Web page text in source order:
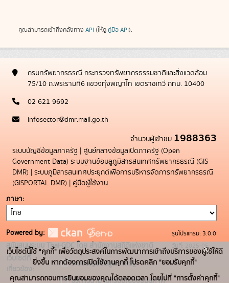
คุณสามารถเข้าถึงคลังทาง API (ให้ดู คู่มือ API).
กรมทรัพยากรธรณี กระทรวงทรัพยากรธรรมชาติและสิ่งแวดล้อม
75/10 ถ.พระรามที่6 แขวงทุ่งพญาไท เขตราชเทวี กทม. 10400
02 621 9692
infosector@dmr.mail.go.th
จำนวนผู้เข้าชม 1988363
ระบบบัญชีข้อมูลภาครัฐ | ศูนย์กลางข้อมูลเปิดภาครัฐ (Open
Government Data) ระบบฐานข้อมลูภูมิสารสนเทศทรัพยากรธรณี (GIS
DMR) | ระบบภูมิสารสนเทศประยุกต์เพื่อการบริหารจัดการทรัพยากรธรณี
(GISPORTAL DMR) | คู่มือผู้ใช้งาน
ภาษา
Powered by:
สนับสนุนระบบ Thai-GDC โดย สำนักงานสถิติแห่งชาติ
เว็บไซต์ที่
เกี่ยวข้อง:
ระบบบัญชีข้อมูลภาครัฐ
บริการนามานุกรมบัญชีข้อมูลภาค
รุ่นโปรแกรม: 3.0.0
วันที่: 2025-05-
19
เว็บไซต์นี้ใช้ "คุกกี้" เพื่อวัตถุประสงค์ในการพัฒนาการเข้าถึงบริการของผู้ใช้ให้ดี
ยิ่งขึ้น หากต้องการเปิดใช้งานคุกกี้ โปรดคลิก "ยอมรับคุกกี้"
คุณสามารถถอนการยินยอมของคุณได้ตลอดเวลา โดยไปที่ "การตั้งค่าคุกกี้"
x